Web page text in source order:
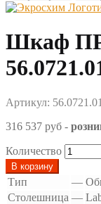
Шкаф
Артикул:
316 537 руб -
Количество
В корзину
Тип —
Столешница —